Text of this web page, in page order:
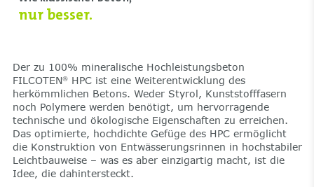
nur besser.
Der zu 100% mineralische Hochleistungsbeton
FILCOTEN®HPC ist eine Weiterentwicklung des
herkömmlichen Betons. Weder Styrol, Kunststofffasern
noch Polymere werden benötigt, um hervorragende
technische und ökologische Eigenschaften zu erreichen.
Das optimierte, hochdichte Gefüge des HPC ermöglicht
die Konstruktion von Entwässerungsrinnen in hochstabiler
Leichtbauweise – was es aber einzigartig macht, ist die
Idee, die dahintersteckt.